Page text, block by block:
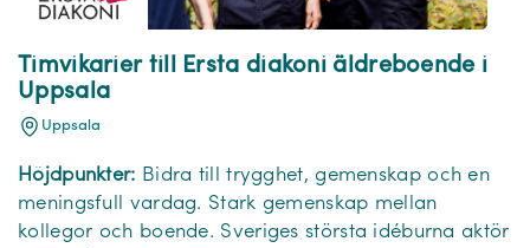
Timvikarier till Ersta diakoni äldreboende i
Uppsala
Uppsala
Höjdpunkter: Bidra till trygghet, gemenskap och en
meningsfull vardag. Stark gemenskap mellan
kollegor och boende. Sveriges största idéburna aktör